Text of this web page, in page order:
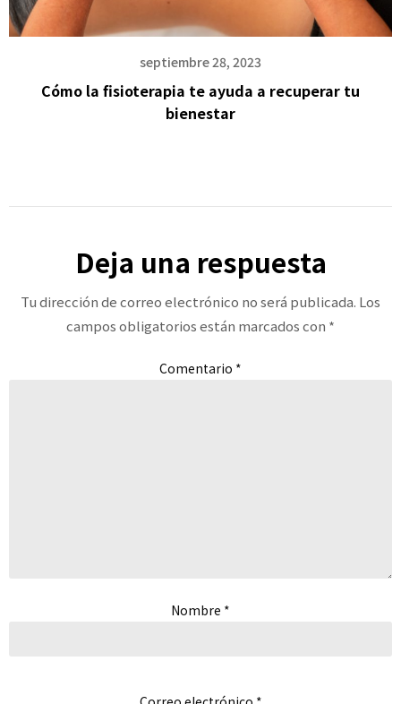
septiembre 28, 2023
Cómo la fisioterapia te ayuda a recuperar tu
bienestar
Deja una respuesta
Tu dirección de correo electrónico no será publicada. Los
campos obligatorios están marcados con *
Comentario *
Nombre *